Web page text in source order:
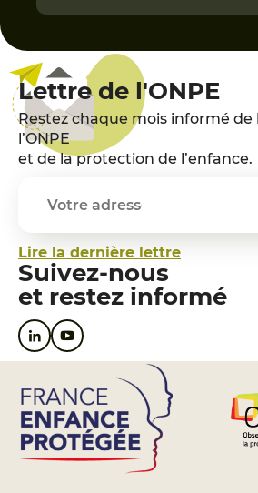
Lettre de l'ONPE
Restez chaque mois informé de
l’ONPE
et de la protection de l’enfance.
Lire la dernière lettre
Suivez-nous
et restez informé